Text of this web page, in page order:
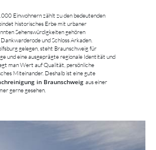
Einwohnern zählt zu den bedeutenden
historisches Erbe mit urbaner
Sehenswürdigkeiten gehören
und Schloss Arkaden.
gelegen, steht Braunschweig für
und eine ausgeprägte regionale Identität und
man Wert auf Qualität, persönliche
Miteinander. Deshalb ist eine gute
in Braunschweig aus einer
gerne gesehen.